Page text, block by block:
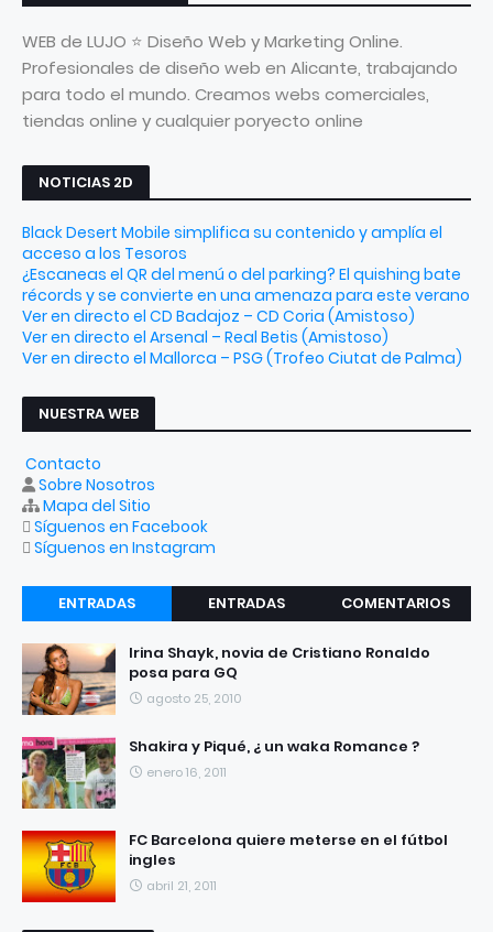
WEB de LUJO ⭐ Diseño Web y Marketing Online.
Profesionales de diseño web en Alicante, trabajando
para todo el mundo. Creamos webs comerciales,
tiendas online y cualquier poryecto online
NOTICIAS 2D
Black Desert Mobile simplifica su contenido y amplía el
acceso a los Tesoros
¿Escaneas el QR del menú o del parking? El quishing bate
récords y se convierte en una amenaza para este verano
Ver en directo el CD Badajoz – CD Coria (Amistoso)
Ver en directo el Arsenal – Real Betis (Amistoso)
Ver en directo el Mallorca – PSG (Trofeo Ciutat de Palma)
NUESTRA WEB
Contacto
Sobre Nosotros
Mapa del Sitio
Síguenos en Facebook
Síguenos en Instagram
ENTRADAS
RECIENTES
ENTRADAS
COMENTARIOS
Irina Shayk, novia de Cristiano Ronaldo
posa para GQ
agosto 25, 2010
Shakira y Piqué, ¿ un waka Romance ?
enero 16, 2011
FC Barcelona quiere meterse en el fútbol
ingles
abril 21, 2011